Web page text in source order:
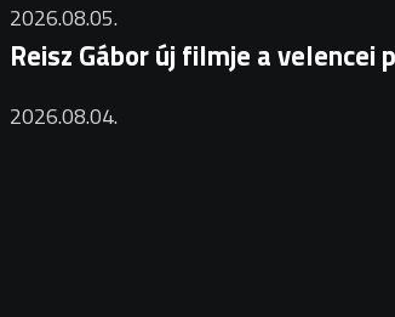
2026.08.05.
Reisz Gábor új filmje a
2026.08.04.